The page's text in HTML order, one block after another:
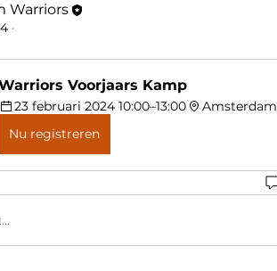
Warriors
·
Voorjaars Kamp
23 februari 2024 10:00–13:00
Amsterdam
Nu registreren